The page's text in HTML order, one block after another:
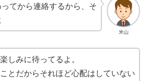
米山
てから連絡するから、そ
しみに待ってるよ。
とだからそれほど心配はしていない